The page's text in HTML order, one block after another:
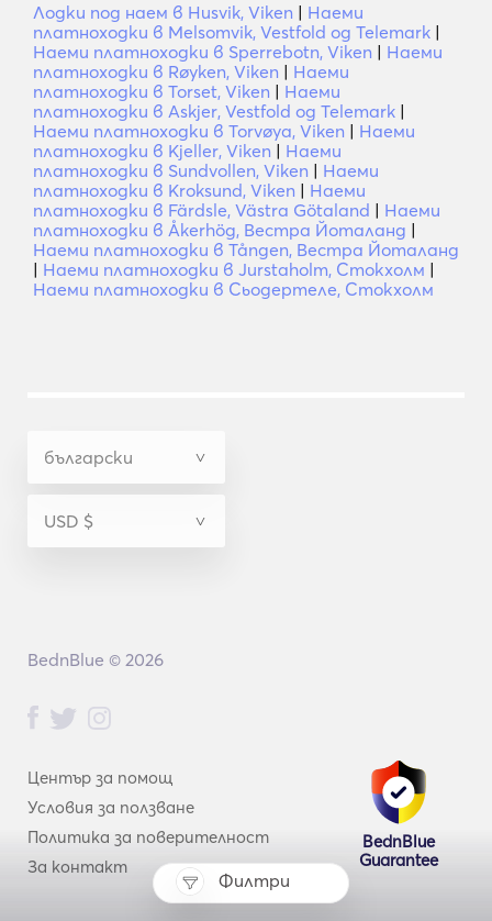
Филтри
Лодки под наем в Husvik, Viken | Наеми
платноходки в Melsomvik, Vestfold og Telemark |
Наеми платноходки в Sperrebotn, Viken | Наеми
платноходки в Røyken, Viken | Наеми
платноходки в Torset, Viken | Наеми
платноходки в Askjer, Vestfold og Telemark |
Наеми платноходки в Torvøya, Viken | Наеми
платноходки в Kjeller, Viken | Наеми
платноходки в Sundvollen, Viken | Наеми
платноходки в Kroksund, Viken | Наеми
платноходки в Färdsle, Västra Götaland | Наеми
платноходки в Åkerhög, Вестра Йоталанд |
Наеми платноходки в Tången, Вестра Йоталанд
| Наеми платноходки в Jurstaholm, Стокхолм |
Наеми платноходки в Сьодертеле, Стокхолм
Център за помощ
Условия за ползване
Политика за поверителност
За контакт
BednBlue
Guarantee
BednBlue © 2026